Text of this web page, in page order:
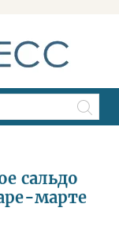
сальдо
марте